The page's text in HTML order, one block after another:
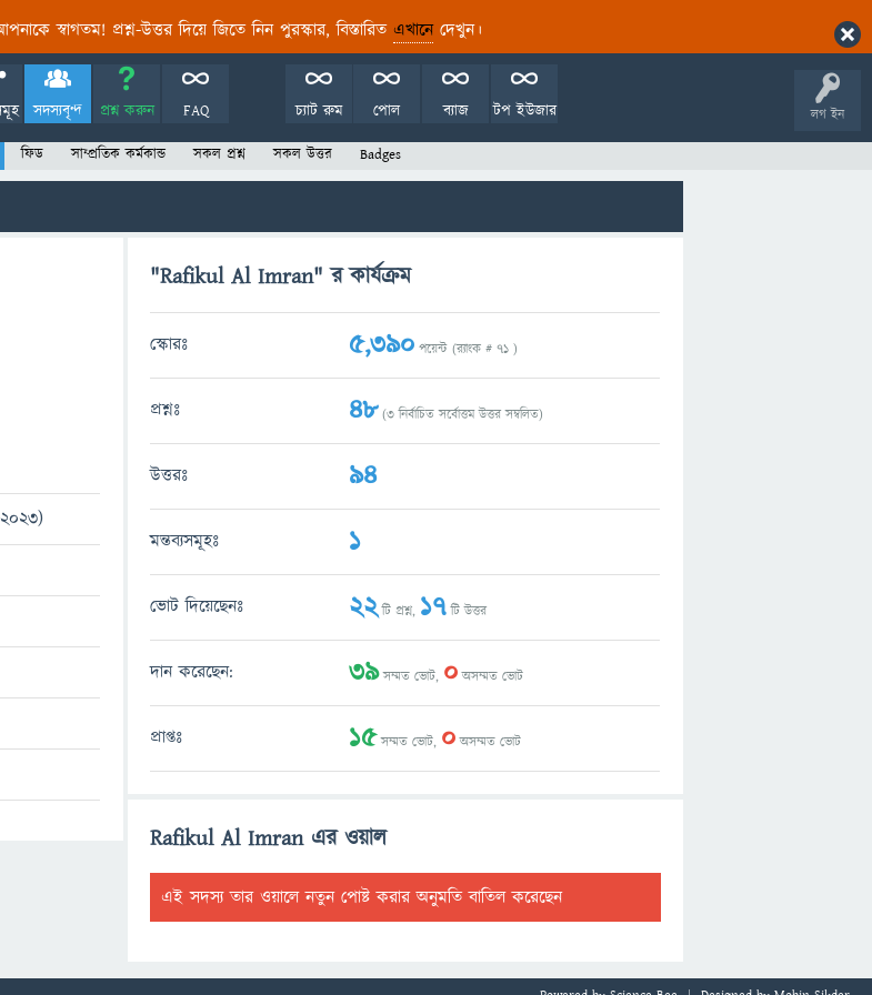
স্বাগতম! প্রশ্ন-উত্তর দিয়ে জিতে নিন পুরস্কার, বিস্তারিত এখানেদেখুন।
লগ ইন
সদস্যবৃন্দ প্রশ্ন করুন FAQ টপ ইউজার
ব্যাজ
পোল
চ্যাট রুম
ফিড সাম্প্রতিক কর্মকান্ড সকল প্রশ্ন সকল উত্তর Badges
"Rafikul Al Imran" র কার্যক্রম
স্কোরঃ 5,390 পয়েন্ট (র‌্যাংক #71 )
প্রশ্নঃ 48(3নির্বাচিত সর্বোত্তম উত্তর সম্বলিত)
উত্তরঃ 94
মন্তব্যসমূহঃ 1
ভোট দিয়েছেনঃ 22টি প্রশ্ন, 17টি উত্তর
দান করেছেন: 39সম্মত ভোট, 0অসম্মত ভোট
প্রাপ্তঃ 15সম্মত ভোট, 0অসম্মত ভোট
Rafikul Al Imran এর ওয়াল
এই সদস্য তার ওয়ালে নতুন পোষ্ট করার অনুমতি বাতিল করেছেন